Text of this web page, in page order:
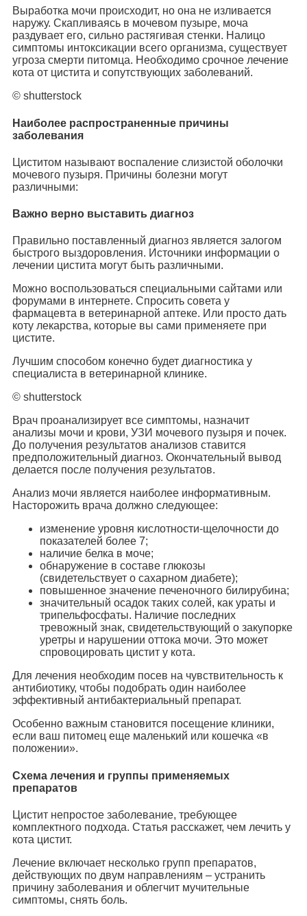
Выработка мочи происходит, но она не изливается
наружу. Скапливаясь в мочевом пузыре, моча
раздувает его, сильно растягивая стенки. Налицо
симптомы интоксикации всего организма, существует
угроза смерти питомца. Необходимо срочное лечение
кота от цистита и сопутствующих заболеваний.
© shutterstock
Наиболее распространенные причины
заболевания
Циститом называют воспаление слизистой оболочки
мочевого пузыря. Причины болезни могут
различными:
Важно верно выставить диагноз
Правильно поставленный диагноз является залогом
быстрого выздоровления. Источники информации о
лечении цистита могут быть различными.
Можно воспользоваться специальными сайтами или
форумами в интернете. Спросить совета у
фармацевта в ветеринарной аптеке. Или просто дать
коту лекарства, которые вы сами применяете при
цистите.
Лучшим способом конечно будет диагностика у
специалиста в ветеринарной клинике.
© shutterstock
Врач проанализирует все симптомы, назначит
анализы мочи и крови, УЗИ мочевого пузыря и почек.
До получения результатов анализов ставится
предположительный диагноз. Окончательный вывод
делается после получения результатов.
Анализ мочи является наиболее информативным.
Насторожить врача должно следующее:
изменение уровня кислотности-щелочности до
показателей более 7;
наличие белка в моче;
обнаружение в составе глюкозы
(свидетельствует о сахарном диабете);
повышенное значение печеночного билирубина;
значительный осадок таких солей, как ураты и
трипельфосфаты. Наличие последних
тревожный знак, свидетельствующий о закупорке
уретры и нарушении оттока мочи. Это может
спровоцировать цистит у кота.
Для лечения необходим посев на чувствительность к
антибиотику, чтобы подобрать один наиболее
эффективный антибактериальный препарат.
Особенно важным становится посещение клиники,
если ваш питомец еще маленький или кошечка «в
положении».
Схема лечения и группы применяемых
препаратов
Цистит непростое заболевание, требующее
комплектного подхода. Статья расскажет, чем лечить у
кота цистит.
Лечение включает несколько групп препаратов,
действующих по двум направлениям – устранить
причину заболевания и облегчит мучительные
симптомы, снять боль.